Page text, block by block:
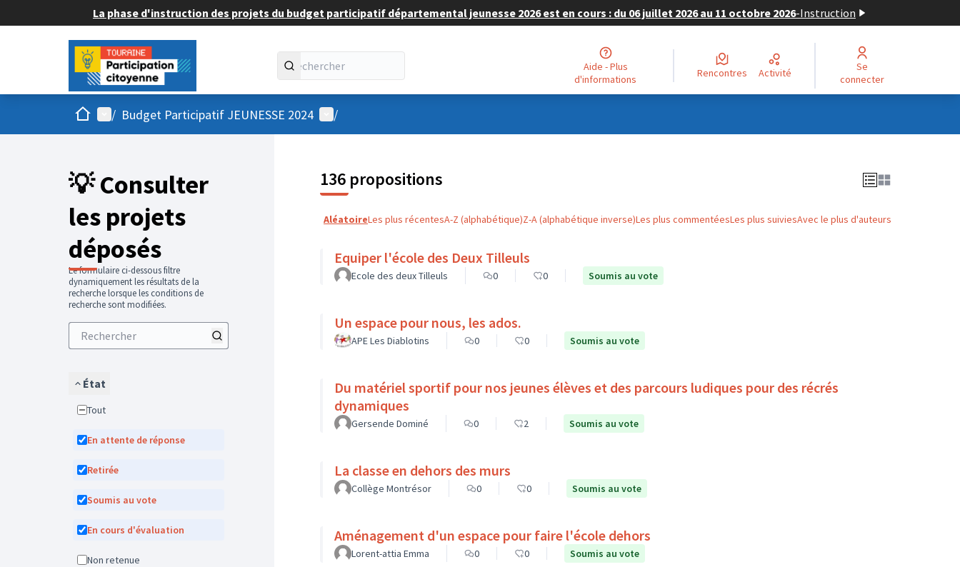
La phase d'instruction des projets du budget participatif départemental jeunesse 2026 est en cours : du 06 juillet 2026 au 11 octobre 2026-Instruction
Aide - Plus
d'informations
Rencontres Activité
Se
connecter
AccueilMenu principal
/ Budget Participatif JEUNESSE 2024 Menu utilisateur
/
💡 Consulter
les projets
déposés
Le formulaire ci-dessous filtre
dynamiquement les résultats de la
recherche lorsque les conditions de
recherche sont modifiées.
État
Tout
En attente de réponse
Retirée
Soumis au vote
En cours d'évaluation
Non retenue
136 propositions
AléatoireLes plus récentesA-Z (alphabétique)Z-A (alphabétique inverse)Les plus commentéesLes plus suiviesAvec le plus d'auteurs
Equiper l'école des Deux Tilleuls
Ecole des deux Tilleuls 0 0 Soumis au vote
Un espace pour nous, les ados.
APE Les Diablotins 0 0 Soumis au vote
Du matériel sportif pour nos jeunes élèves et des parcours ludiques pour des récrés
dynamiques
Gersende Dominé 0 2 Soumis au vote
La classe en dehors des murs
Collège Montrésor 0 0 Soumis au vote
Aménagement d'un espace pour faire l'école dehors
Lorent-attia Emma 0 0 Soumis au vote